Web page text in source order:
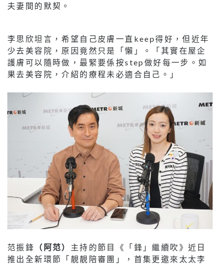
夫妻間的默契。
李思欣坦言，希望自己皮膚一直keep得好，但近年
少去美容院，原因竟然只是「懶」。「其實在屋企
護膚可以隨時做，最緊要係按step做好每一步。如
果去美容院，介紹的療程未必適合自己。」
范振鋒 （阿范） 主持的節目《「鋒」繼續吹》近日
推出全新環節「靚靚陪審團」，首集更邀來太太李